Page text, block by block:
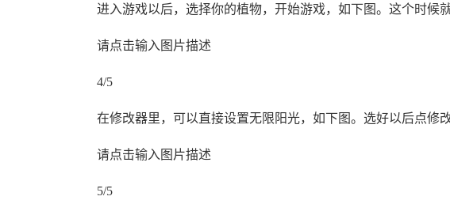
进入游戏以后，选择你的植物，开始游戏，如下图。这个时候
请点击输入图片描述
4/5
在修改器里，可以直接设置无限阳光，如下图。选好以后点修
请点击输入图片描述
5/5